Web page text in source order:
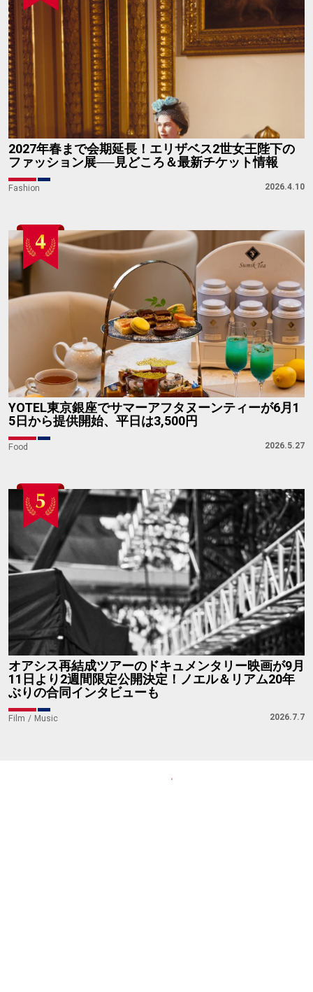
2027年春まで会期延長！エリザベス2世女王陛下の
ファッション展──見どころ＆最新チケット情報
Fashion 2026.4.10
YOTEL東京銀座でサマーアフタヌーンティーが6月1
5日から提供開始、平日は3,500円
Food 2026.5.27
オアシス再結成ツアーのドキュメンタリー映画が9月
11日より2週間限定公開決定！ノエル＆リアム20年
ぶりの合同インタビューも
Film Music 2026.7.7